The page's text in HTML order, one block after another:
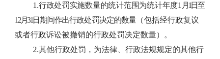
1.行政处罚实施数量的统计范围为统计年度1 月1日至
12月31日期间作出行政处罚决定的数量（包括经行政复议
或者行政诉讼被撤销的行政处罚决定数量）。
2.其他行政处罚，为法律、行政法规规定的其他行